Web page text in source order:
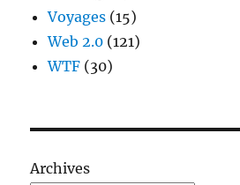
Voyages (15)
Web 2.0 (121)
WTF (30)
Archives